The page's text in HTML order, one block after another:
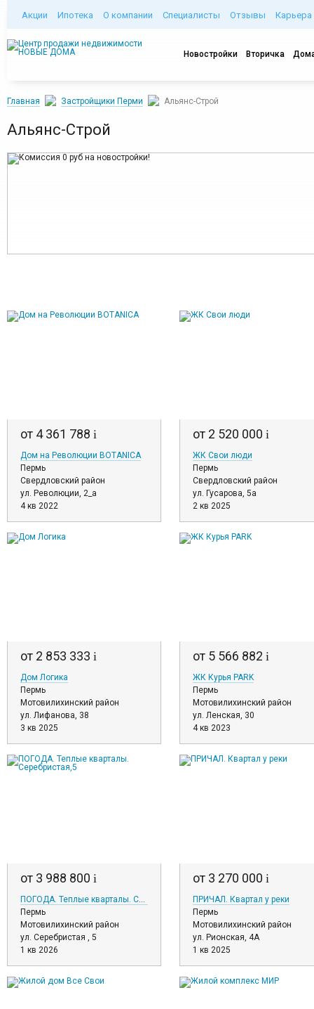
Акции Ипотека О компании Специалисты Отзывы Карьера
Новостройки Вторичка
Главная Застройщики Перми Альянс-Строй
Альянс-Строй
от 4 361 788 i
Дом на Революции BOTANICA
Пермь
Свердловский район
ул. Революции, 2_а
4 кв 2022
от 2 520 000 i
ЖК Свои люди
Пермь
Свердловский район
ул. Гусарова, 5а
2 кв 2025
от 2 853 333 i
Дом Логика
Пермь
Мотовилихинский район
ул. Лифанова, 38
3 кв 2025
от 5 566 882 i
ЖК Курья PARK
Пермь
Мотовилихинский район
ул. Ленская, 30
4 кв 2023
от 3 988 800 i
ПОГОДА. Теплые кварталы. Серебристая,5
Пермь
Мотовилихинский район
ул. Серебристая , 5
1 кв 2026
от 3 270 000 i
ПРИЧАЛ. Квартал у реки
Пермь
Мотовилихинский район
ул. Рионская, 4А
1 кв 2025